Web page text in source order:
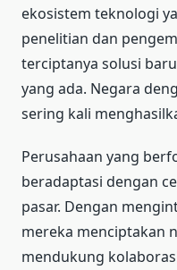
ekosistem teknologi
penelitian dan
terciptanya solusi
yang ada. Negara
sering kali
Perusahaan yang
beradaptasi dengan
pasar. Dengan
mereka menciptakan
mendukung